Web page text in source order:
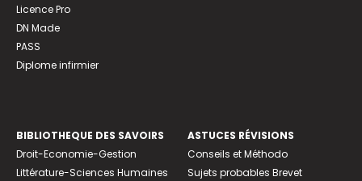
Licence Pro
DN Made
PASS
Diplome infirmier
BIBLIOTHEQUE DES SAVOIRS
Droit-Economie-Gestion
Littérature-Sciences Humaines
ASTUCES RÉVISIONS
Conseils et Méthodo
Sujets probables Brevet